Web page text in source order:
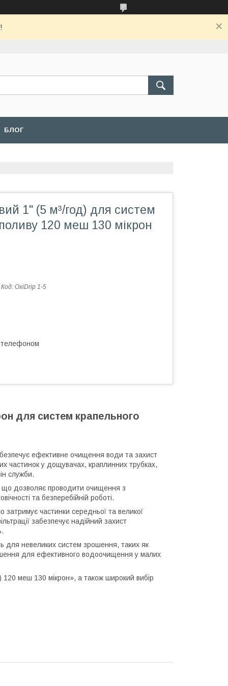
БЛОГ
1" (5 м³/год) для систем
120 меш 130 мікрон
Код: OxiDrip 1-5
телефоном
для систем крапельного
ефективне очищення води та захист
частинок у дощувачах, краплинних трубках,
служби.
що дозволяє проводити очищення з
та безперебійній роботі.
частинки середньої та великої
забезпечує надійний захист
для невеликих систем зрошення, таких як
для ефективного водоочищення у малих
меш 130 мікрон», а також широкий вибір